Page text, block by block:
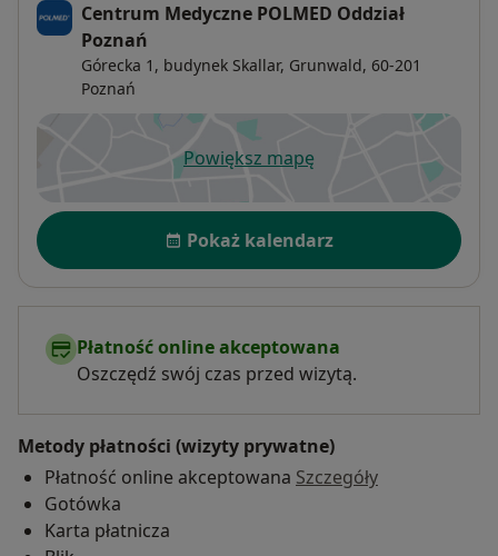
Centrum Medyczne POLMED Oddział
Poznań
Górecka 1, budynek Skallar, Grunwald, 60-201
Poznań
Powiększ mapęotwiera się w nowej karcie
Dostępność
Pokaż kalendarz
Płatność online akceptowana
Oszczędź swój czas przed wizytą.
Metody płatności (wizyty prywatne)
Płatność online akceptowana Szczegóły
Gotówka
Karta płatnicza